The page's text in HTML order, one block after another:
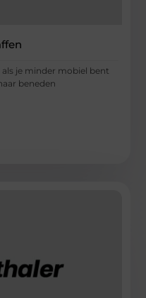
je minder mobiel bent
beneden